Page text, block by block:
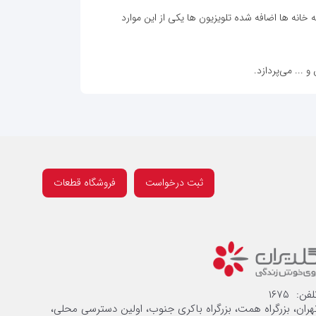
خانه ها اضافه شده تلویزیون ها یکی از این موارد
و ... می‌پردازد.
ثبت درخواست فروشگاه قطعات
۱۶۷۵
بزرگراه همت، بزرگراه باکری جنوب، اولین دسترسی محلی،